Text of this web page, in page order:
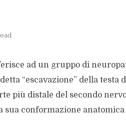
ad un gruppo di
“escavazione” della testa
più distale del secondo
conformazione anatomica